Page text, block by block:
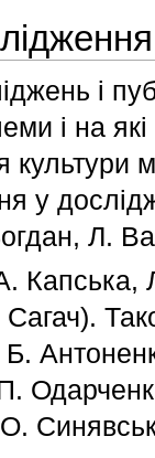
і
і на
у
Л.
Б.